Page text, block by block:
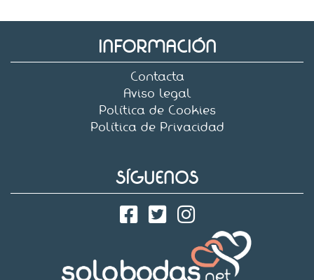
INFORMACIÓN
Contacta
Aviso legal
Política de Cookies
Política de Privacidad
SÍGUENOS